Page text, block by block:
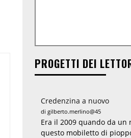
PROGETTI DEI
Credenzina a nuovo
di gilberto.merlino@45
Era il 2009 quando da un
questo mobiletto di